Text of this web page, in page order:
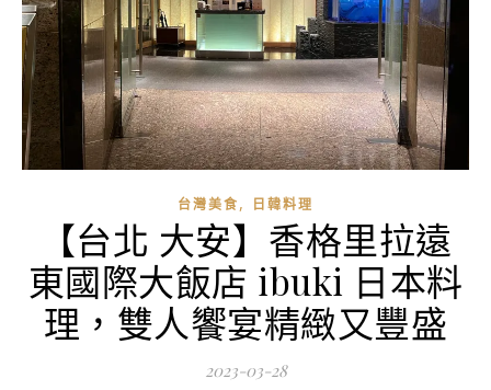
台灣美食, 日韓料理
【台北 大安】香格里拉遠
東國際大飯店 ibuki 日本料
理，雙人饗宴精緻又豐盛
2023-03-28